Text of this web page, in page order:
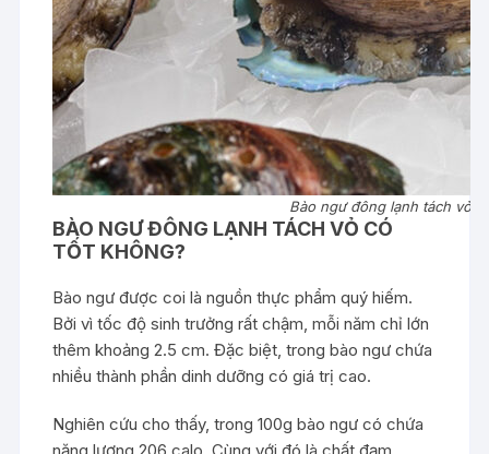
Bào ngư đông lạnh tách vỏ
BÀO NGƯ ĐÔNG LẠNH TÁCH VỎ CÓ
TỐT KHÔNG?
Bào ngư được coi là nguồn thực phẩm quý hiếm.
Bởi vì tốc độ sinh trưởng rất chậm, mỗi năm chỉ lớn
thêm khoảng 2.5 cm. Đặc biệt, trong bào ngư chứa
nhiều thành phần dinh dưỡng có giá trị cao.
Nghiên cứu cho thấy, trong 100g bào ngư có chứa